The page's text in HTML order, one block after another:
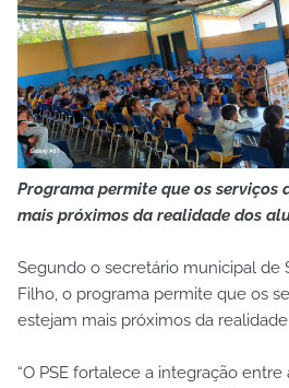
Programa permite que os serviços
mais próximos da realidade dos
Segundo o secretário municipal de
Filho, o programa permite que os
estejam mais próximos da
“O PSE fortalece a integração